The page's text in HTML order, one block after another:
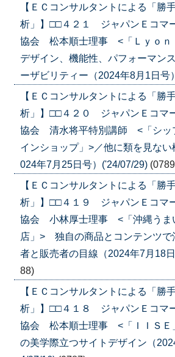
【ＥＣコンサルタントによる「勝
析」】□□４２１ ジャパンＥコマ
協会 松本順士理事 <「Ｌｙｏ
デザイン、機能性、パフォーマン
ーザビリティー（2024年8月1日号
【ＥＣコンサルタントによる「勝
析」】□□４２０ ジャパンＥコマ
協会 清水将平特別講師 <「シッ
インショップ」>／他に類を見な
024年7月25日号）('24/07/29)
【ＥＣコンサルタントによる「勝
析」】□□４１９ ジャパンＥコマ
協会 小林厚士理事 <「沖縄うま
店」> 独自の商品とコンテンツで
者と販売者の目線（2024年7月18
88)
【ＥＣコンサルタントによる「勝
析」】□□４１８ ジャパンＥコマ
協会 松本順士理事 <「ＩＩＳＥ
の美学際立つサイトデザイン（